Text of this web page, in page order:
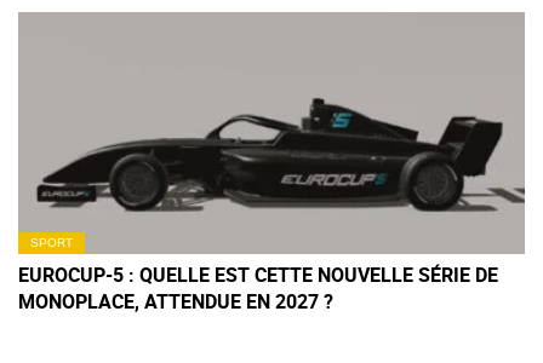
SPORT
EUROCUP-5 : QUELLE EST CETTE NOUVELLE SÉRIE DE
MONOPLACE, ATTENDUE EN 2027 ?